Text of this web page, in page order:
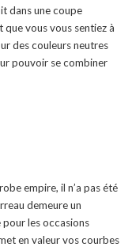
dans une coupe
que vous vous sentiez à
des couleurs neutres
pouvoir se combiner
empire, il n’a pas été
demeure un
les occasions
en valeur vos courbes